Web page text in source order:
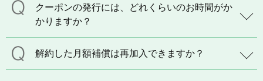
クーポンの発行には、どれくらいのお時間がか
かりますか？
解約した月額補償は再加入できますか？